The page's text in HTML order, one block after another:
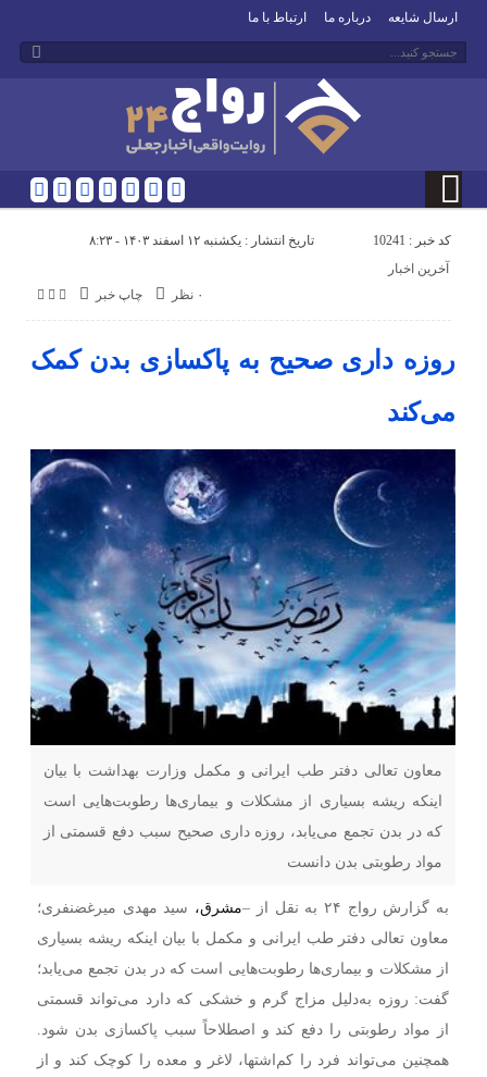
ارسال شایعه درباره ما ارتباط با ما
کد خبر : 10241 تاریخ انتشار : یکشنبه ۱۲ اسفند ۱۴۰۳ - ۸:۲۳
چاپ خبر ۰ نظر
آخرین اخبار
روزه داری صحیح به پاکسازی بدن کمک
می‌کند
معاون تعالی دفتر طب ایرانی و مکمل وزارت بهداشت با بیان
اینکه ریشه بسیاری از مشکلات و بیماری‌ها رطوبت‌هایی است
که در بدن تجمع می‌یابد، روزه داری صحیح سبب دفع قسمتی از
مواد رطوبتی بدن دانست
به گزارش رواج ۲۴ به نقل از – مشرق، سید مهدی میرغضنفری؛
معاون تعالی دفتر طب ایرانی و مکمل با بیان اینکه ریشه بسیاری
از مشکلات و بیماری‌ها رطوبت‌هایی است که در بدن تجمع می‌یابد؛
گفت: روزه به‌دلیل مزاج گرم و خشکی که دارد می‌تواند قسمتی
از مواد رطوبتی را دفع کند و اصطلاحاً سبب پاکسازی بدن شود.
همچنین می‌تواند فرد را کم‌اشتها، لاغر و معده را کوچک کند و از